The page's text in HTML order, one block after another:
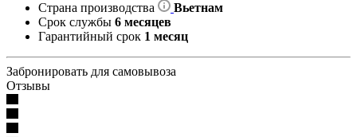
Страна производства
Вьетнам
Срок службы 6 месяцев
Гарантийный срок 1 месяц
Забронировать для самовывоза
Отзывы